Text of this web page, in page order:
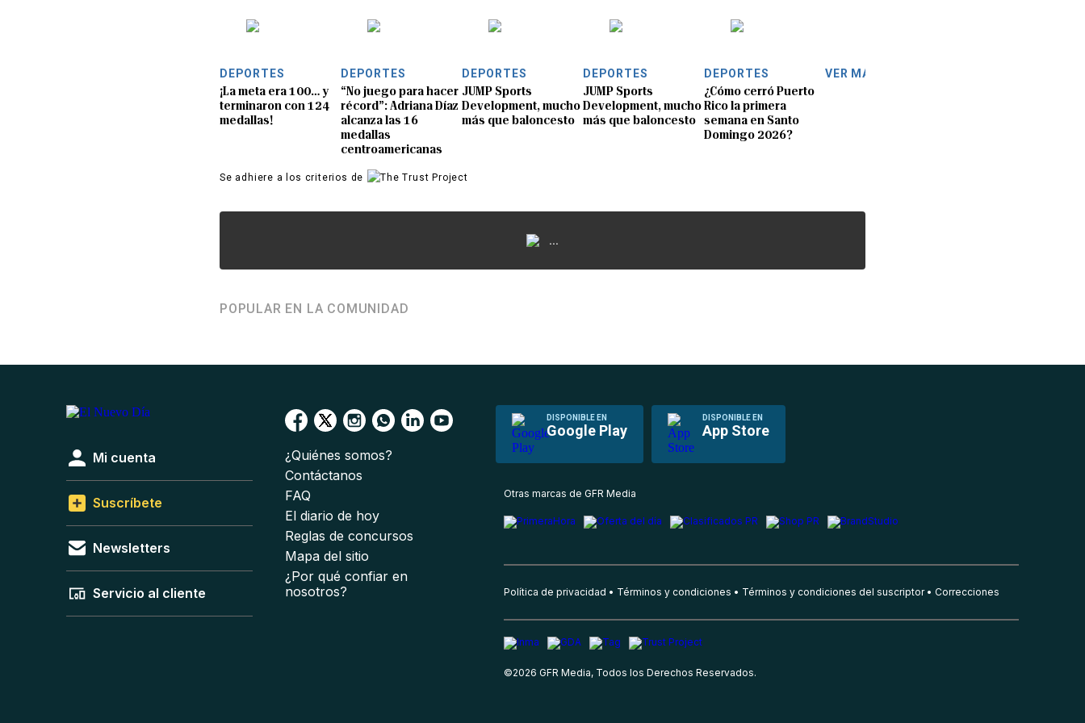
DEPORTES
¡La meta era 100… y
terminaron con 124
medallas!
DEPORTES
“No juego para hacer
récord”: Adriana Díaz
alcanza las 16
medallas
centroamericanas
DEPORTES
JUMP Sports
Development, mucho
más que baloncesto
DEPORTES
JUMP Sports
Development, mucho
más que baloncesto
DEPORTES
¿Cómo cerró Puerto
Rico la primera
semana en Santo
Domingo 2026?
VER MÁS
Se adhiere a los criterios de
...
POPULAR EN LA COMUNIDAD
DISPONIBLE EN
Google Play
DISPONIBLE EN
App Store
Mi cuenta
Suscríbete
Newsletters
Servicio al cliente
¿Quiénes somos?
Contáctanos
FAQ
El diario de hoy
Reglas de concursos
Mapa del sitio
¿Por qué confiar en
nosotros?
Otras marcas de GFR Media
Política de privacidad Términos y condiciones Términos y condiciones del suscriptor Correcciones
©2026 GFR Media, Todos los Derechos Reservados.